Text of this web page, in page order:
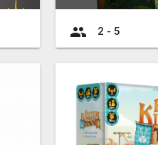
group 2 - 5